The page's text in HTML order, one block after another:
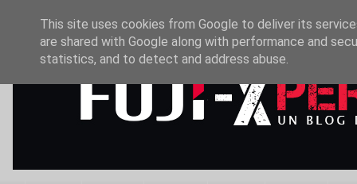
This site uses cookies from Google to deliver its
are shared with Google along with performance and
statistics, and to detect and address abuse.